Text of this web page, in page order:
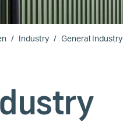
Industry General Industry